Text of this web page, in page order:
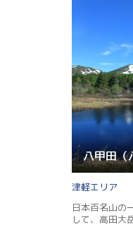
八甲田（
津軽
日本百名山の
して、高田大